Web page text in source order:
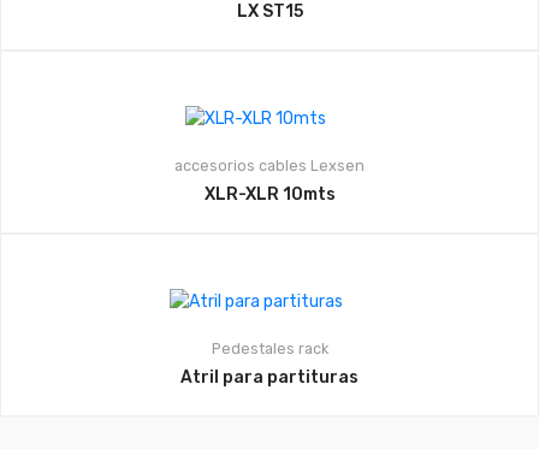
LX ST15
accesorios cables Lexsen
XLR-XLR 10mts
Pedestales rack
Atril para partituras